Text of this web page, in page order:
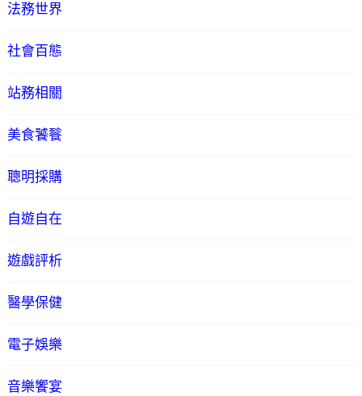
法務世界
社會百態
站務相關
美食饕餮
聰明採購
自遊自在
遊戲評析
醫學保健
電子娛樂
音樂饗宴